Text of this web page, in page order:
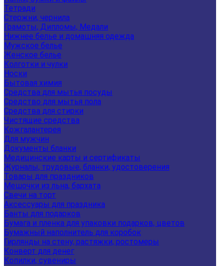
Тетради
Стержни, чернила
Грамоты, Дипломы, Медали
Нижнее белье и домашняя одежда
Мужское белье
Женское белье
Колготки и чулки
Носки
Бытовая химия
Средства для мытья посуды
Средство для мытья пола
Средства для стирки
Чистящие средства
Кожгалантерея
Для мужчин
Документы бланки
Медицинские карты и сертификаты
Журналы, трудовые, бланки, удостоверения
Товары для праздников
Мешочки из льна, бархата
Свечи на торт
Аксессуары для праздника
Банты для подарков
Бумага и пленка для упаковки подарков, цветов
Бумажный наполнитель для коробок
Гирлянды на стену, растяжки, ростомеры
Конверт для денег
Копилки, сувениры